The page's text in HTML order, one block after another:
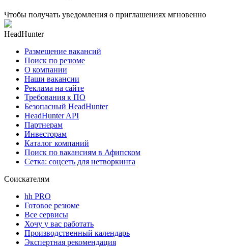
Чтобы получать уведомления о приглашениях мгновенно
HeadHunter
Размещение вакансий
Поиск по резюме
О компании
Наши вакансии
Реклама на сайте
Требования к ПО
Безопасный HeadHunter
HeadHunter API
Партнерам
Инвесторам
Каталог компаний
Поиск по вакансиям в Афипском
Сетка: соцсеть для нетворкинга
Соискателям
hh PRO
Готовое резюме
Все сервисы
Хочу у вас работать
Производственный календарь
Экспертная рекомендация